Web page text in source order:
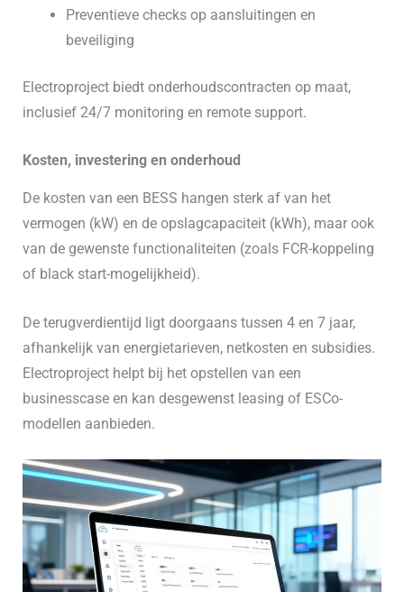
Preventieve checks op aansluitingen en
beveiliging
Electroproject biedt onderhoudscontracten op maat,
inclusief 24/7 monitoring en remote support.
Kosten, investering en onderhoud
De kosten van een BESS hangen sterk af van het
vermogen (kW) en de opslagcapaciteit (kWh), maar ook
van de gewenste functionaliteiten (zoals FCR-koppeling
of black start-mogelijkheid).
De terugverdientijd ligt doorgaans tussen 4 en 7 jaar,
afhankelijk van energietarieven, netkosten en subsidies.
Electroproject helpt bij het opstellen van een
businesscase en kan desgewenst leasing of ESCo-
modellen aanbieden.